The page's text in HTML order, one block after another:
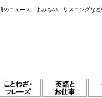
ニュース、よみもの、リスニングな